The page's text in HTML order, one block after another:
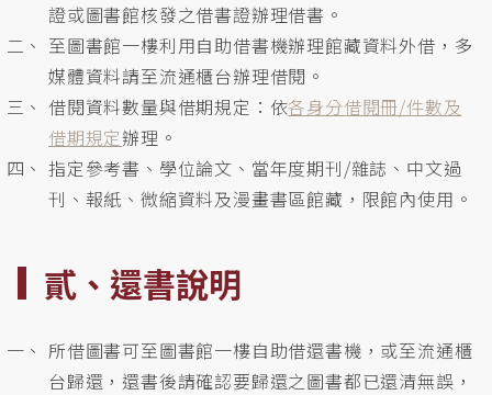
證或圖書館核發之借書證辦理借書。
至圖書館一樓利用自助借書機辦理館藏資料外借，多
媒體資料請至流通櫃台辦理借閱。
借閱資料數量與借期規定：依各身分借閱冊/件數及
借期規定辦理。
指定參考書、學位論文、當年度期刊/雜誌、中文過
刊、報紙、微縮資料及漫畫書區館藏，限館內使用。
貳、還書說明
所借圖書可至圖書館一樓自助借還書機，或至流通櫃
台歸還，還書後請確認要歸還之圖書都已還清無誤，